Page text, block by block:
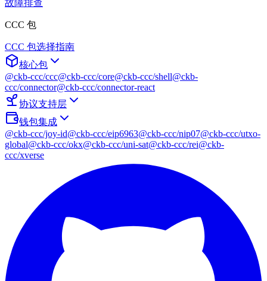
故障排查
CCC 包
CCC 包选择指南
核心包
@ckb-ccc/ccc@ckb-ccc/core@ckb-ccc/shell@ckb-
ccc/connector@ckb-ccc/connector-react
协议支持层
钱包集成
@ckb-ccc/joy-id@ckb-ccc/eip6963@ckb-ccc/nip07@ckb-ccc/utxo-
global@ckb-ccc/okx@ckb-ccc/uni-sat@ckb-ccc/rei@ckb-
ccc/xverse